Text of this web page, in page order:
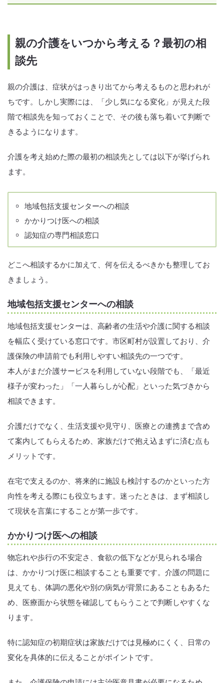
親の介護をいつから考える？最初の相
談先
親の介護は、症状がはっきり出てから考えるものと思われが
ちです。しかし実際には、「少し気になる変化」が見えた段
階で相談先を知っておくことで、その後も落ち着いて判断で
きるようになります。
介護を考え始めた際の最初の相談先としては以下が挙げられ
ます。
地域包括支援センターへの相談
かかりつけ医への相談
認知症の専門相談窓口
どこへ相談するかに加えて、何を伝えるべきかも整理してお
きましょう。
地域包括支援センターへの相談
地域包括支援センターは、高齢者の生活や介護に関する相談
を幅広く受けている窓口です。市区町村が設置しており、介
護保険の申請前でも利用しやすい相談先の一つです。
本人がまだ介護サービスを利用していない段階でも、「最近
様子が変わった」「一人暮らしが心配」といった気づきから
相談できます。
介護だけでなく、生活支援や見守り、医療との連携まで含め
て案内してもらえるため、家族だけで抱え込まずに済む点も
メリットです。
在宅で支えるのか、将来的に施設も検討するのかといった方
向性を考える際にも役立ちます。迷ったときは、まず相談し
て現状を言葉にすることが第一歩です。
かかりつけ医への相談
物忘れや歩行の不安定さ、食欲の低下などが見られる場合
は、かかりつけ医に相談することも重要です。介護の問題に
見えても、体調の悪化や別の病気が背景にあることもあるた
め、医療面から状態を確認してもらうことで判断しやすくな
ります。
特に認知症の初期症状は家族だけでは見極めにくく、日常の
変化を具体的に伝えることがポイントです。